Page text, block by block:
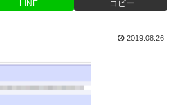
LINE コピー
2019.08.26